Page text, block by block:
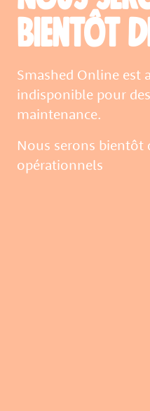
bientôt
Smashed Online est
indisponible pour
maintenance.
Nous serons bientôt
opérationnels